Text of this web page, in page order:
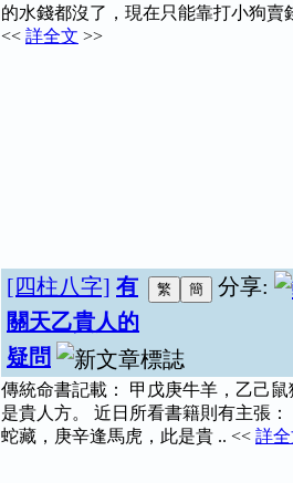
的水錢都沒了，現在只能靠打小狗賣
<< 詳全文 >>
分享:
[四柱八字] 有
關天乙貴人的
疑問
傳統命書記載： 甲戊庚牛羊，乙己
是貴人方。 近日所看書籍則有主張
蛇藏，庚辛逢馬虎，此是貴 .. << 詳